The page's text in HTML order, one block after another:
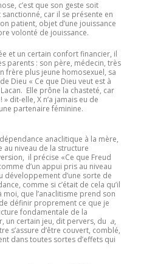
c’est que son geste soit
car il se présente en
patient, objet d’une jouissance
volonté de jouissance.
et un certain confort financier, il
parents : son père, médecin, très
frère plus jeune homosexuel, sa
Dieu « Ce que Dieu veut est à
Elle prône la chasteté, car
dit-elle, X n’a jamais eu de
partenaire féminine.
anaclitique à la mère,
au niveau de la structure
il précise «Ce que Freud
d’un appui pris au niveau
développement d’une sorte de
comme si c’était de cela qu’il
moi, que l’anaclitisme prend son
définir proprement ce que je
fondamentale de la
un certain jeu, dit pervers, du a,
s’assure d’être couvert, comblé,
dans toutes sortes d’effets qui